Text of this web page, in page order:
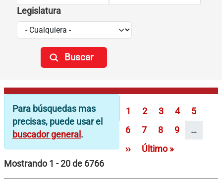
Legislatura
Para búsquedas mas
precisas, puede usar el
buscador general .
Mostrando 1 - 20 de 6766
Paginación
Página
1 Página
2 Página
3 Página
4 Página
5
Página
6 Página
7 Página
8 Página
9
…
Siguiente página
›› Última página
Último »